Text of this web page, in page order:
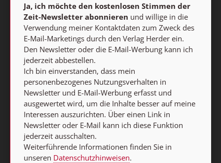
Nach oben
Ja, ich möchte den kostenlosen Stimmen der
Zeit-Newsletter abonnieren und willige in die
Verwendung meiner Kontaktdaten zum Zweck des
E-Mail-Marketings durch den Verlag Herder ein.
Den Newsletter oder die E-Mail-Werbung kann ich
jederzeit abbestellen.
Ich bin einverstanden, dass mein
personenbezogenes Nutzungsverhalten in
Newsletter und E-Mail-Werbung erfasst und
ausgewertet wird, um die Inhalte besser auf meine
Interessen auszurichten. Über einen Link in
Newsletter oder E-Mail kann ich diese Funktion
jederzeit ausschalten.
Weiterführende Informationen finden Sie in
unseren Datenschutzhinweisen.